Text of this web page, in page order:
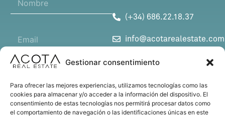
Gestionar consentimiento
Para ofrecer las mejores experiencias, utilizamos tecnologías como las
cookies para almacenar y/o acceder a la información del dispositivo. El
consentimiento de estas tecnologías nos permitirá procesar datos como
el comportamiento de navegación o las identificaciones únicas en este
m
e
*
s
u
n
o
N
o
m
r
e
o
e
l
e
A
u
n
t
M
(+34) 686.22.18.37
info@acotarealestate.com
SÍGUENOS